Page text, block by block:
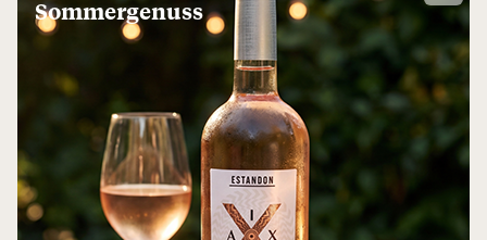
Sommergenuss